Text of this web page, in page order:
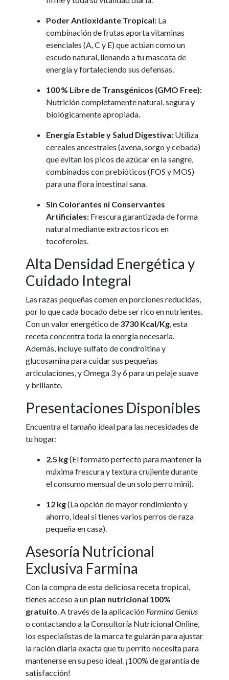
Poder Antioxidante Tropical: La
combinación de frutas aporta vitaminas
esenciales (A, C y E) que actúan como un
escudo natural, llenando a tu mascota de
energía y fortaleciendo sus defensas.
100 % Libre de Transgénicos (GMO Free):
Nutrición completamente natural, segura y
biológicamente apropiada.
Energía Estable y Salud Digestiva: Utiliza
cereales ancestrales (avena, sorgo y cebada)
que evitan los picos de azúcar en la sangre,
combinados con prebióticos (FOS y MOS)
para una flora intestinal sana.
Sin Colorantes ni Conservantes
Artificiales: Frescura garantizada de forma
natural mediante extractos ricos en
tocoferoles.
Alta Densidad Energética y
Cuidado Integral
Las razas pequeñas comen en porciones reducidas,
por lo que cada bocado debe ser rico en nutrientes.
Con un valor energético de 3730 Kcal/Kg, esta
receta concentra toda la energía necesaria.
Además, incluye sulfato de condroitina y
glucosamina para cuidar sus pequeñas
articulaciones, y Omega 3 y 6 para un pelaje suave
y brillante.
Presentaciones Disponibles
Encuentra el tamaño ideal para las necesidades de
tu hogar:
2.5 kg(El formato perfecto para mantener la
máxima frescura y textura crujiente durante
el consumo mensual de un solo perro mini).
12 kg(La opción de mayor rendimiento y
ahorro, ideal si tienes varios perros de raza
pequeña en casa).
Asesoría Nutricional
Exclusiva Farmina
Con la compra de esta deliciosa receta tropical,
tienes acceso a un plan nutricional 100%
gratuito. A través de la aplicación Farmina Genius
o contactando a la Consultoría Nutricional Online,
los especialistas de la marca te guiarán para ajustar
la ración diaria exacta que tu perrito necesita para
mantenerse en su peso ideal. ¡100% de garantía de
satisfacción!